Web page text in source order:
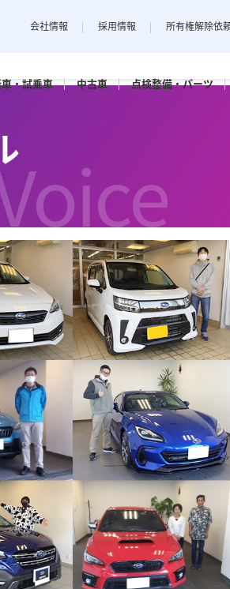
会社情報 採用情報 所有権解除依
カースポット上越
・試乗車 中古車 点検整備・パーツ
テナンス パーツ